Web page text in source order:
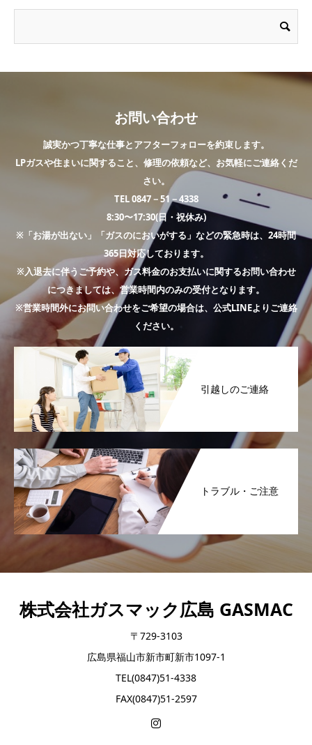
お問い合わせ
誠実かつ丁寧な仕事とアフターフォローを約束します。
LPガスや住まいに関すること、修理の依頼など、お気軽にご連絡くだ
さい。
TEL 0847－51－4338
8:30〜17:30(日・祝休み)
※「お湯が出ない」「ガスのにおいがする」などの緊急時は、24時間
365日対応しております。
※入退去に伴うご予約や、ガス料金のお支払いに関するお問い合わせ
につきましては、営業時間内のみの受付となります。
※営業時間外にお問い合わせをご希望の場合は、公式LINEよりご連絡
ください。
引越しのご連絡
トラブル・ご注意
株式会社ガスマック広島 GASMAC
〒729-3103
広島県福山市新市町新市1097-1
TEL(0847)51-4338
FAX(0847)51-2597